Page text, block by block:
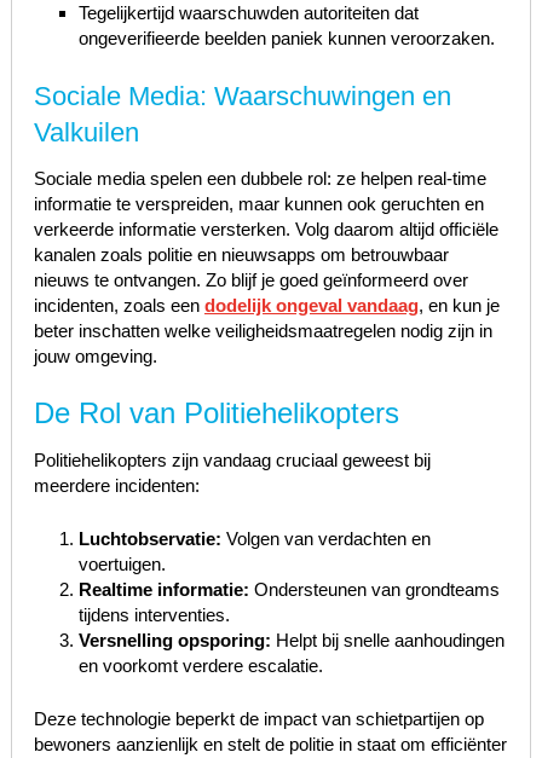
Tegelijkertijd waarschuwden autoriteiten dat
ongeverifieerde beelden paniek kunnen veroorzaken.
Sociale Media: Waarschuwingen en
Valkuilen
Sociale media spelen een dubbele rol: ze helpen real-time
informatie te verspreiden, maar kunnen ook geruchten en
verkeerde informatie versterken. Volg daarom altijd officiële
kanalen zoals politie en nieuwsapps om betrouwbaar
nieuws te ontvangen. Zo blijf je goed geïnformeerd over
incidenten, zoals een dodelijk ongeval vandaag, en kun je
beter inschatten welke veiligheidsmaatregelen nodig zijn in
jouw omgeving.
De Rol van Politiehelikopters
Politiehelikopters zijn vandaag cruciaal geweest bij
meerdere incidenten:
Luchtobservatie: Volgen van verdachten en
voertuigen.
Realtime informatie: Ondersteunen van grondteams
tijdens interventies.
Versnelling opsporing: Helpt bij snelle aanhoudingen
en voorkomt verdere escalatie.
Deze technologie beperkt de impact van schietpartijen op
bewoners aanzienlijk en stelt de politie in staat om efficiënter